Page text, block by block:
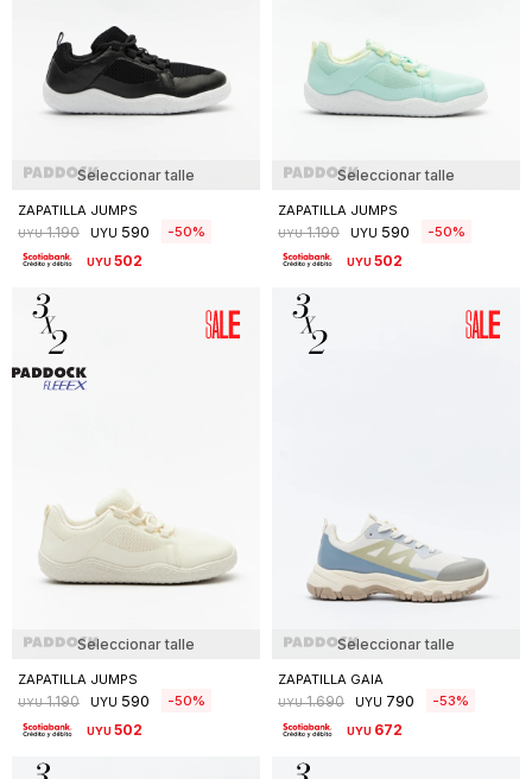
Seleccionar talle
ZAPATILLA JUMPS
UYU 1.190 UYU 590 50
UYU502
Seleccionar talle
ZAPATILLA JUMPS
UYU 1.190 UYU 590 50
UYU502
Seleccionar talle
ZAPATILLA JUMPS
UYU 1.190 UYU 590 50
UYU502
Seleccionar talle
ZAPATILLA GAIA
UYU 1.690 UYU 790 53
UYU 672